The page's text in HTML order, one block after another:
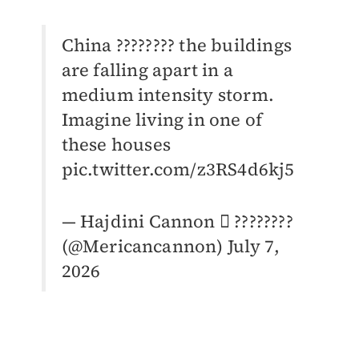
China ???????? the buildings
are falling apart in a
medium intensity storm.
Imagine living in one of
these houses
pic.twitter.com/z3RS4d6kj5
— Hajdini Cannon  ????????
(@Mericancannon) July 7,
2026